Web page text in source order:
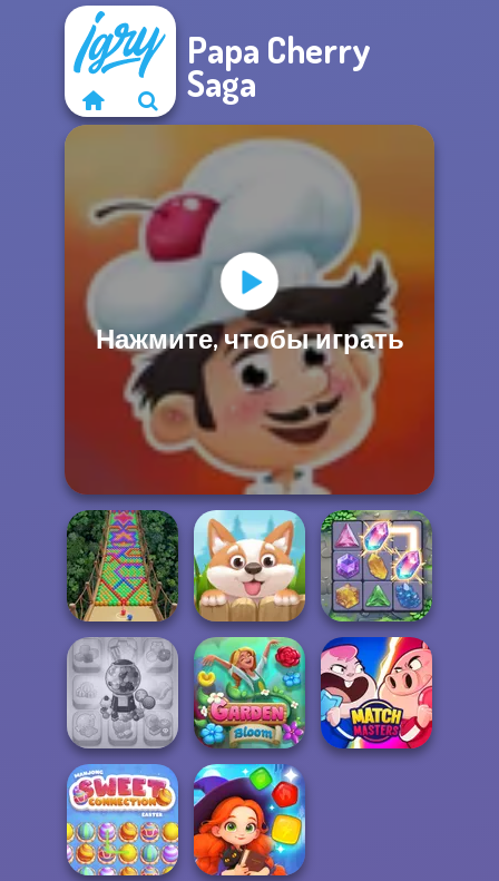
Papa Cherry
Saga
Нажмите, чтобы играть
Bubble Fall Puppy Blast Crystal Connect
Candy Shop
Merge
Garden Bloom